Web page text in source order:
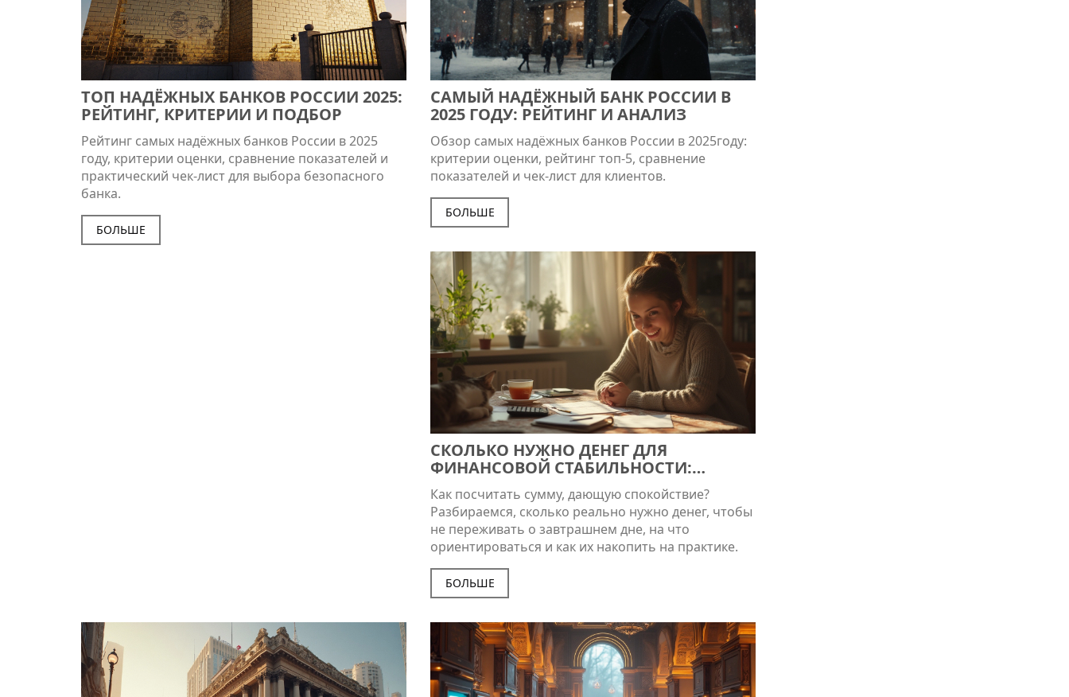
ТОП НАДЁЖНЫХ БАНКОВ РОССИИ 2025:
РЕЙТИНГ, КРИТЕРИИ И ПОДБОР
Рейтинг самых надёжных банков России в 2025
году, критерии оценки, сравнение показателей и
практический чек‑лист для выбора безопасного
банка.
БОЛЬШЕ
САМЫЙ НАДЁЖНЫЙ БАНК РОССИИ В
2025 ГОДУ: РЕЙТИНГ И АНАЛИЗ
Обзор самых надёжных банков России в 2025году:
критерии оценки, рейтинг топ‑5, сравнение
показателей и чек‑лист для клиентов.
БОЛЬШЕ
СКОЛЬКО НУЖНО ДЕНЕГ ДЛЯ
ФИНАНСОВОЙ СТАБИЛЬНОСТИ:
РЕАЛЬНЫЕ ЦИФРЫ И ПРАВИЛА
Как посчитать сумму, дающую спокойствие?
Разбираемся, сколько реально нужно денег, чтобы
не переживать о завтрашнем дне, на что
ориентироваться и как их накопить на практике.
БОЛЬШЕ